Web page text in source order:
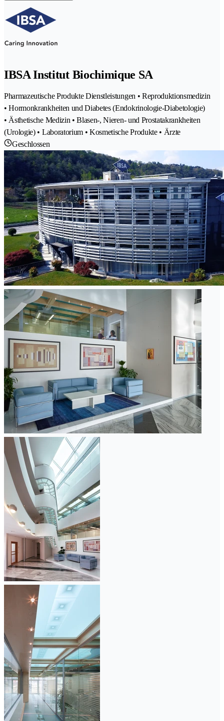
IBSA Institut Biochimique SA
Pharmazeutische Produkte Dienstleistungen • Reproduktionsmedizin
• Hormonkrankheiten und Diabetes (Endokrinologie-Diabetologie)
• Ästhetische Medizin • Blasen-, Nieren- und Prostatakrankheiten
(Urologie) • Laboratorium • Kosmetische Produkte • Ärzte
Geschlossen